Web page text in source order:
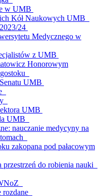
w UMB
Kół Naukowych UMB
24
Medycznego w
z UMB
Honorowym
UMB
UMB
UMB
nauczanie medycyny na
zakopana pod pałacowym
do robienia nauki